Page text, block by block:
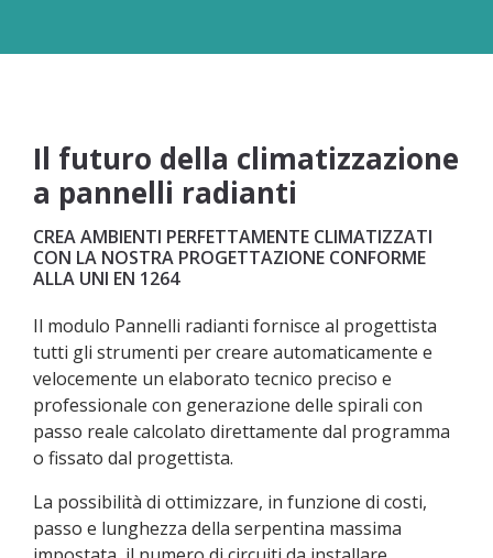
Il futuro della climatizzazione
a pannelli radianti
CREA AMBIENTI PERFETTAMENTE CLIMATIZZATI
CON LA NOSTRA PROGETTAZIONE CONFORME
ALLA UNI EN 1264
Il modulo Pannelli radianti fornisce al progettista
tutti gli strumenti per creare automaticamente e
velocemente un elaborato tecnico preciso e
professionale con generazione delle spirali con
passo reale calcolato direttamente dal programma
o fissato dal progettista.
La possibilità di ottimizzare, in funzione di costi,
passo e lunghezza della serpentina massima